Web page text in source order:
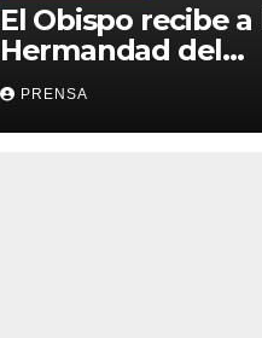
El Obispo recibe a
Hermandad del
Calvario
PRENSA